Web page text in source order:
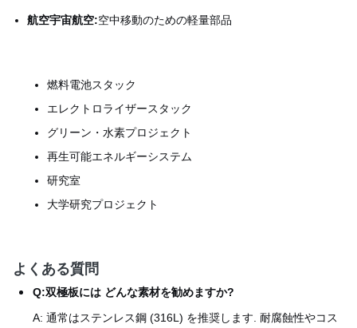
航空宇宙航空:空中移動のための軽量部品
燃料電池スタック
エレクトロライザースタック
グリーン・水素プロジェクト
再生可能エネルギーシステム
研究室
大学研究プロジェクト
よくある質問
Q:双極板には どんな素材を勧めますか?
A: 通常はステンレス鋼 (316L) を推奨します. 耐腐蝕性やコス